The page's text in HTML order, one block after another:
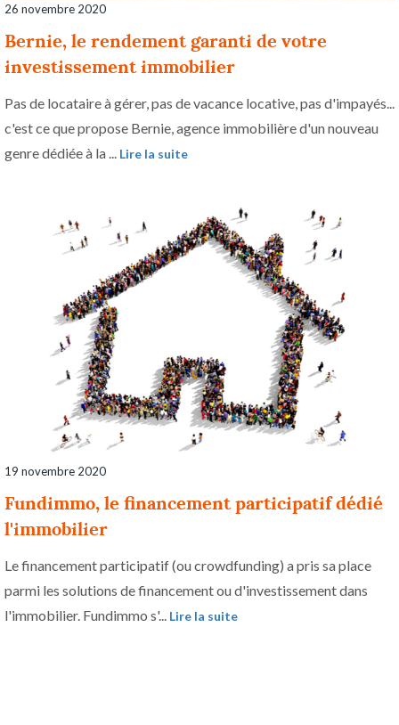
26 novembre 2020
Bernie, le rendement garanti de votre
investissement immobilier
Pas de locataire à gérer, pas de vacance locative, pas d'impayés...
c'est ce que propose Bernie, agence immobilière d'un nouveau
genre dédiée à la ...
Lire la suite
19 novembre 2020
Fundimmo, le financement participatif dédié
l'immobilier
Le financement participatif (ou crowdfunding) a pris sa place
parmi les solutions de financement ou d'investissement dans
l'immobilier. Fundimmo s'... Lire la suite